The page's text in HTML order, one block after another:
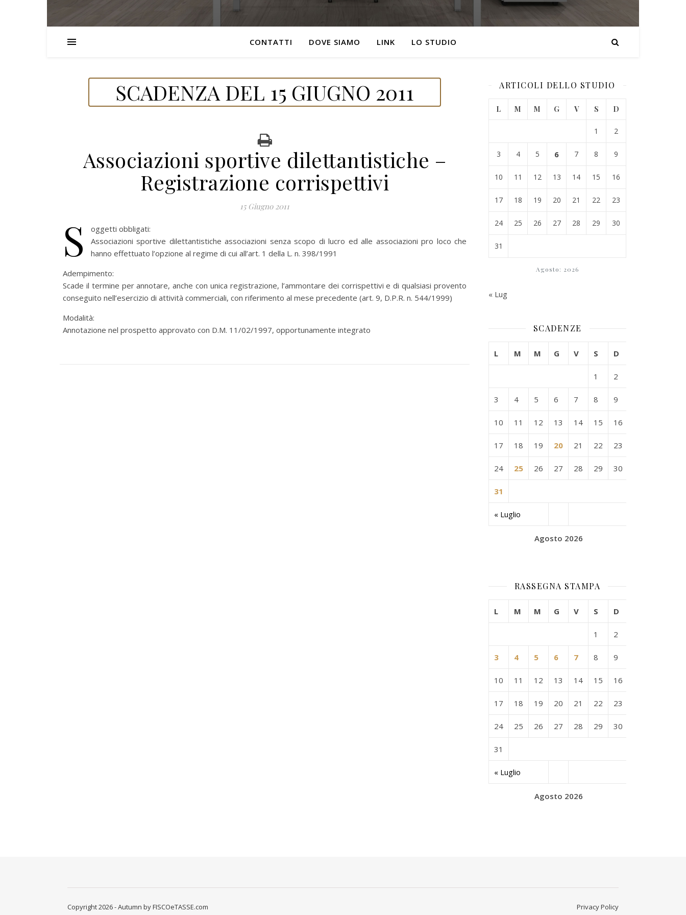
CONTATTI DOVE SIAMO LINK LO STUDIO
SCADENZA DEL 15 GIUGNO 2011
Associazioni sportive dilettantistiche –
Registrazione corrispettivi
15 Giugno 2011
S
oggetti obbligati:
Associazioni sportive dilettantistiche associazioni senza scopo di lucro ed alle associazioni pro loco che
hanno effettuato l’opzione al regime di cui all’art. 1 della L. n. 398/1991
Adempimento:
Scade il termine per annotare, anche con unica registrazione, l’ammontare dei corrispettivi e di qualsiasi provento
conseguito nell’esercizio di attività commerciali, con riferimento al mese precedente (art. 9, D.P.R. n. 544/1999)
Modalità:
Annotazione nel prospetto approvato con D.M. 11/02/1997, opportunamente integrato
ARTICOLI DELLO STUDIO
Agosto: 2026
L M M G V S D
1 2
3 4 5 6 7 8 9
10 11 12 13 14 15 16
17 18 19 20 21 22 23
24 25 26 27 28 29 30
31
« Lug
SCADENZE
Agosto 2026
L M M G V S D
« Luglio
1 2
3 4 5 6 7 8 9
10 11 12 13 14 15 16
17 18 19 20 21 22 23
24 25 26 27 28 29 30
31
RASSEGNA STAMPA
Agosto 2026
L M M G V S D
« Luglio
1 2
3 4 5 6 7 8 9
10 11 12 13 14 15 16
17 18 19 20 21 22 23
24 25 26 27 28 29 30
31
Privacy Policy
Copyright 2026 - Autumn by FISCOeTASSE.com